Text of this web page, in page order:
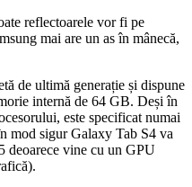
reflectoarele vor fi pe
mai are un as în mânecă,
de ultimă generație și dispune
internă de 64 GB. Deși în
este specificat numai
mod sigur Galaxy Tab S4 va
deoarece vine cu un GPU